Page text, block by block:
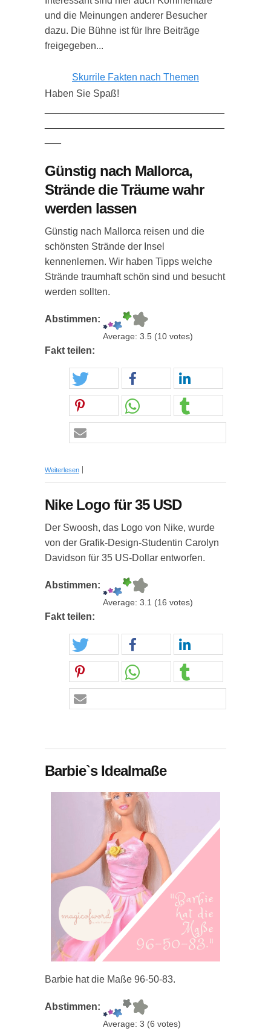
und die Meinungen anderer Besucher
dazu. Die Bühne ist für Ihre Beiträge
freigegeben...
Skurrile Fakten nach Themen
Haben Sie Spaß!
Günstig nach Mallorca,
Strände die Träume wahr
werden lassen
Günstig nach Mallorca reisen und die
schönsten Strände der Insel
kennenlernen. Wir haben Tipps welche
Strände traumhaft schön sind und besucht
werden sollten.
Abstimmen:
Average: 3.5 (10 votes)
Fakt teilen:
Weiterlesen über Günstig nach Mallorca, Strände die Träume
Nike Logo für 35 USD
Der Swoosh, das Logo von Nike, wurde
von der Grafik-Design-Studentin Carolyn
Davidson für 35 US-Dollar entworfen.
Abstimmen:
Average: 3.1 (16 votes)
Fakt teilen:
Barbie`s Idealmaße
Barbie hat die Maße 96-50-83.
Abstimmen:
Average: 3 (6 votes)